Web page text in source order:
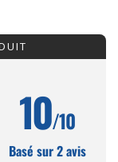
10/10
Basé sur 2 avis